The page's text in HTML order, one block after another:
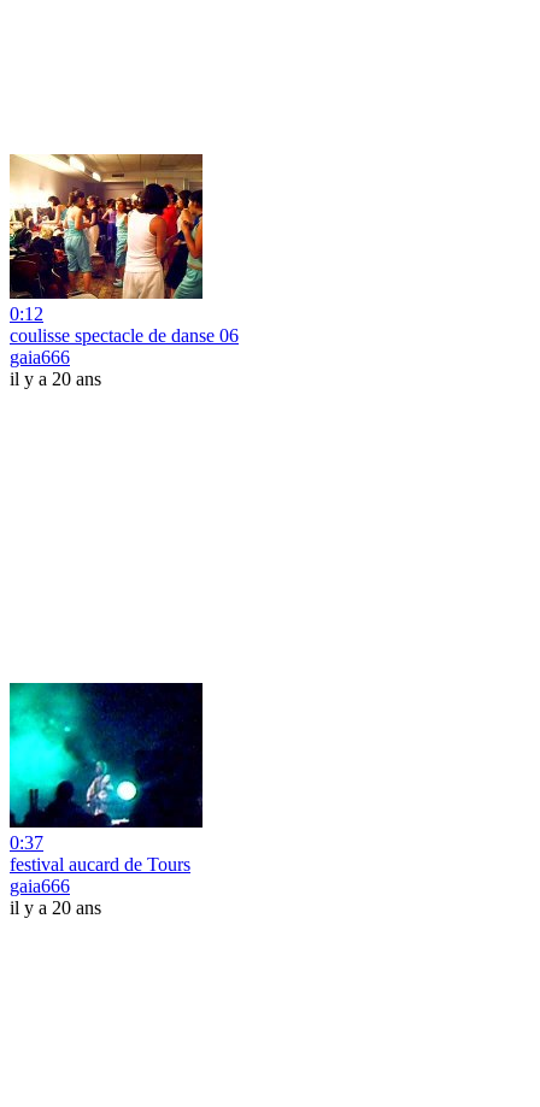
0:12
coulisse spectacle de danse 06
gaia666
il y a 20 ans
0:37
festival aucard de Tours
gaia666
il y a 20 ans